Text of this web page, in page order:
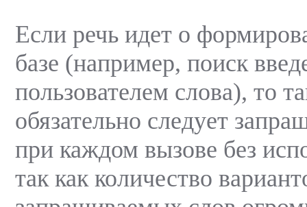
Если речь идет о
базе (например, поиск
пользователем слова), то
обязательно следует
при каждом вызове без
так как количество